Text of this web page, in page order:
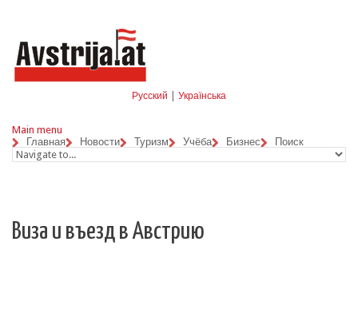
Русский Українська
Main menu
Главная
Новости Туризм Учёба Бизнес Поиск
Виза и въезд в Австрию